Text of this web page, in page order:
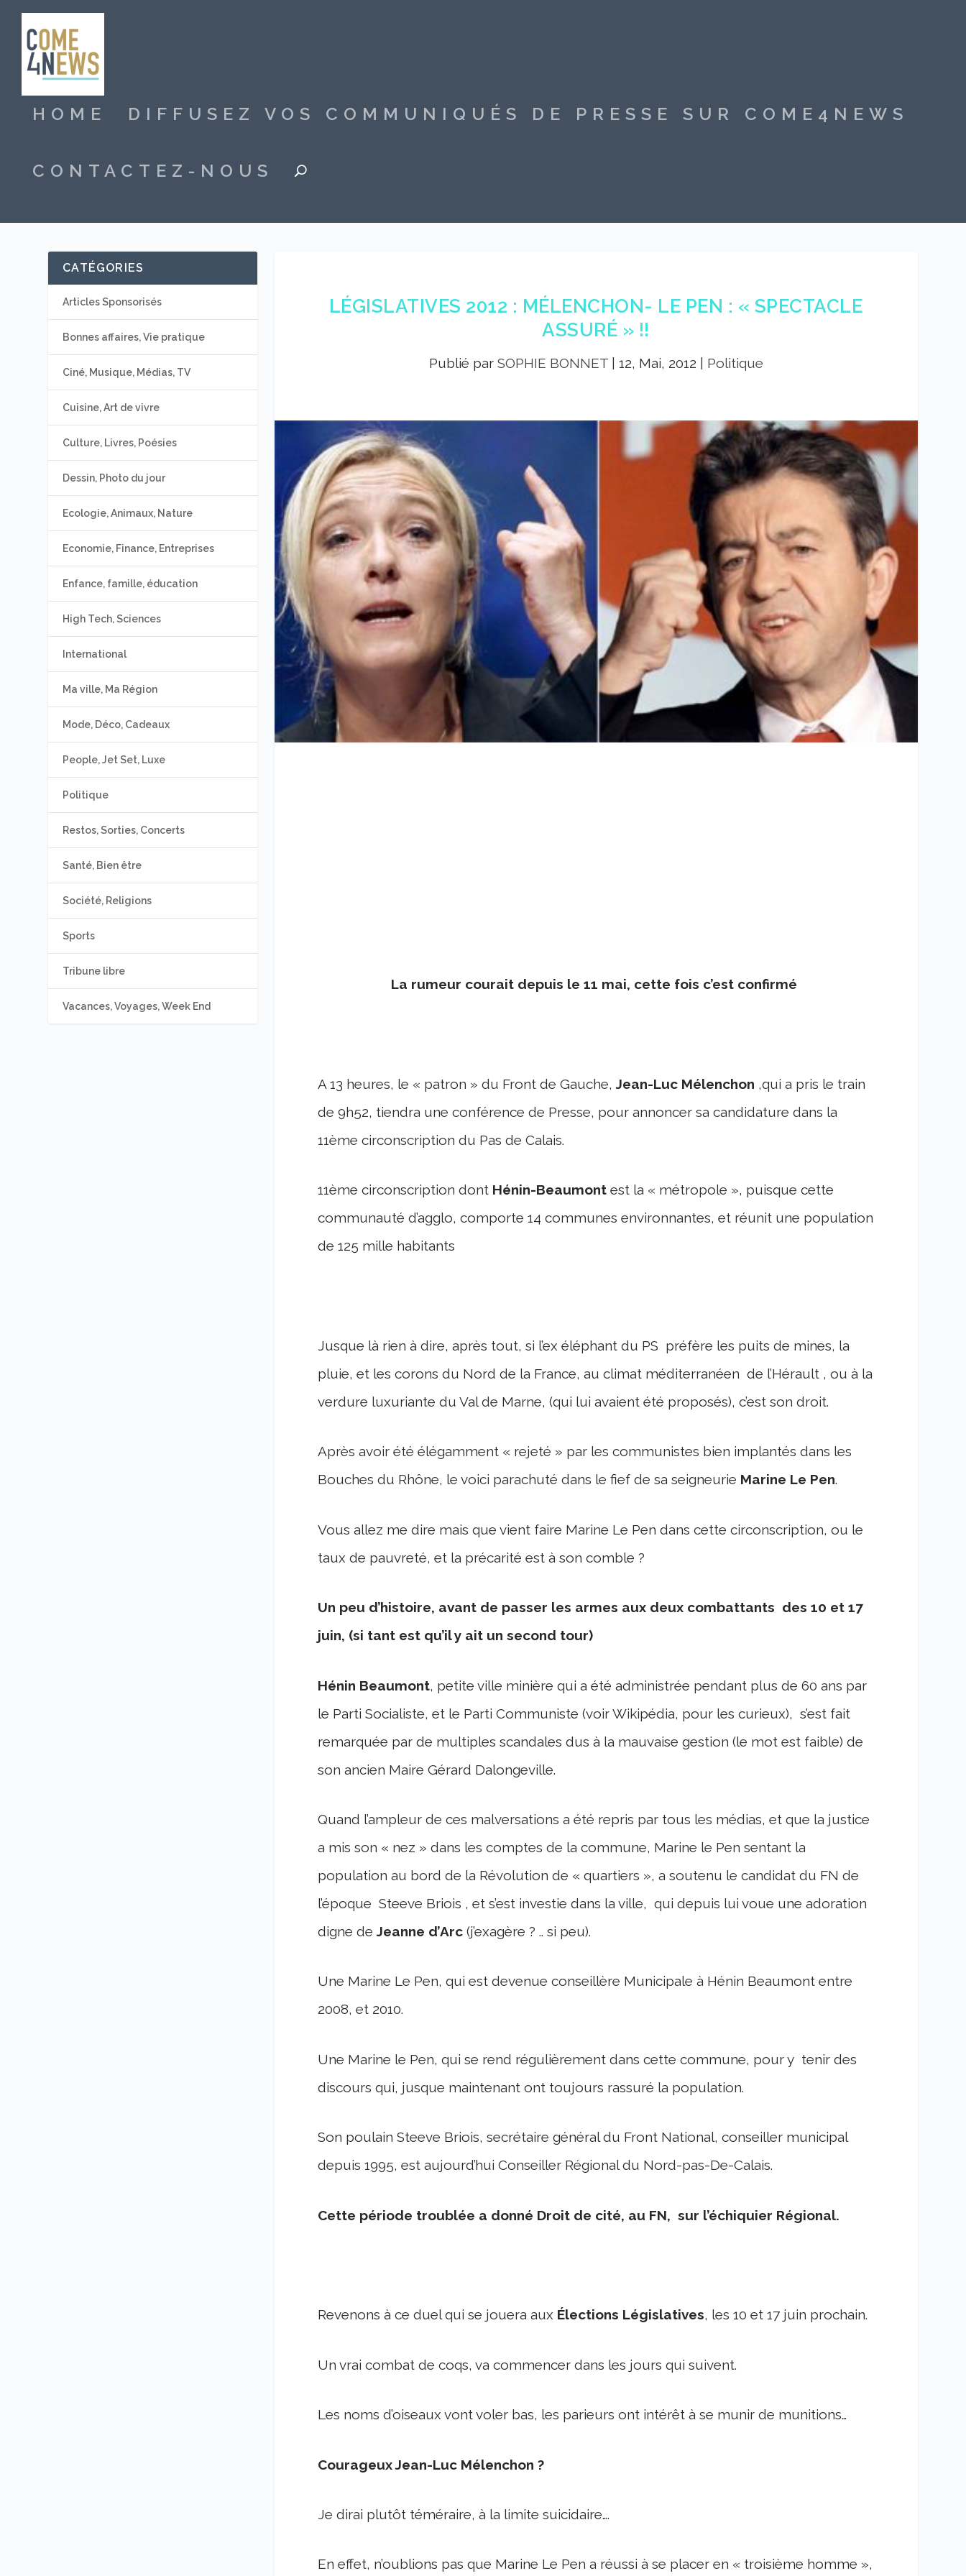
HOME DIFFUSEZ VOS COMMUNIQUÉS DE PRESSE SUR COME4NEWS
CONTACTEZ-NOUS
LÉGISLATIVES 2012 : MÉLENCHON- LE PEN : « SPECTACLE
ASSURÉ » !!
Publié par SOPHIE BONNET| 12, Mai, 2012 Politique
La rumeur courait depuis le 11 mai, cette fois c’est confirmé
A 13 heures, le « patron » du Front de Gauche, Jean-Luc Mélenchon ,qui a pris le train
de 9h52, tiendra une conférence de Presse, pour annoncer sa candidature dans la
11ème circonscription du Pas de Calais.
11ème circonscription dont Hénin-Beaumontest la « métropole », puisque cette
communauté d’agglo, comporte 14 communes environnantes, et réunit une population
de 125 mille habitants
Jusque là rien à dire, après tout, si l’ex éléphant du PS préfère les puits de mines, la
pluie, et les corons du Nord de la France, au climat méditerranéen de l’Hérault , ou à la
verdure luxuriante du Val de Marne, (qui lui avaient été proposés), c’est son droit.
Après avoir été élégamment « rejeté » par les communistes bien implantés dans les
Bouches du Rhône, le voici parachuté dans le fief de sa seigneurie Marine Le Pen.
Vous allez me dire mais que vient faire Marine Le Pen dans cette circonscription, ou le
taux de pauvreté, et la précarité est à son comble ?
Un peu d’histoire, avant de passer les armes aux deux combattants des 10 et 17
juin, (si tant est qu’il y ait un second tour)
Hénin Beaumont, petite ville minière qui a été administrée pendant plus de 60 ans par
le Parti Socialiste, et le Parti Communiste (voir Wikipédia, pour les curieux), s’est fait
remarquée par de multiples scandales dus à la mauvaise gestion (le mot est faible) de
son ancien Maire Gérard Dalongeville.
Quand l’ampleur de ces malversations a été repris par tous les médias, et que la justice
a mis son « nez » dans les comptes de la commune, Marine le Pen sentant la
population au bord de la Révolution de « quartiers », a soutenu le candidat du FN de
l’époque Steeve Briois , et s’est investie dans la ville, qui depuis lui voue une adoration
digne de Jeanne d’Arc(j’exagère ? .. si peu).
Une Marine Le Pen, qui est devenue conseillère Municipale à Hénin Beaumont entre
2008, et 2010.
Une Marine le Pen, qui se rend régulièrement dans cette commune, pour y tenir des
discours qui, jusque maintenant ont toujours rassuré la population.
Son poulain Steeve Briois, secrétaire général du Front National, conseiller municipal
depuis 1995, est aujourd’hui Conseiller Régional du Nord-pas-De-Calais.
Cette période troublée a donné Droit de cité, au FN, sur l’échiquier Régional.
Revenons à ce duel qui se jouera aux Élections Législatives, les 10 et 17 juin prochain.
Un vrai combat de coqs, va commencer dans les jours qui suivent.
Les noms d’oiseaux vont voler bas, les parieurs ont intérêt à se munir de munitions…
Courageux Jean-Luc Mélenchon ?
Je dirai plutôt téméraire, à la limite suicidaire….
En effet, n’oublions pas que Marine Le Pen a réussi à se placer en « troisième homme »,
CATÉGORIES
Articles Sponsorisés
Bonnes affaires, Vie pratique
Ciné, Musique, Médias, TV
Cuisine, Art de vivre
Culture, Livres, Poésies
Dessin, Photo du jour
Ecologie, Animaux, Nature
Economie, Finance, Entreprises
Enfance, famille, éducation
High Tech, Sciences
International
Ma ville, Ma Région
Mode, Déco, Cadeaux
People, Jet Set, Luxe
Politique
Restos, Sorties, Concerts
Santé, Bien être
Société, Religions
Sports
Tribune libre
Vacances, Voyages, Week End